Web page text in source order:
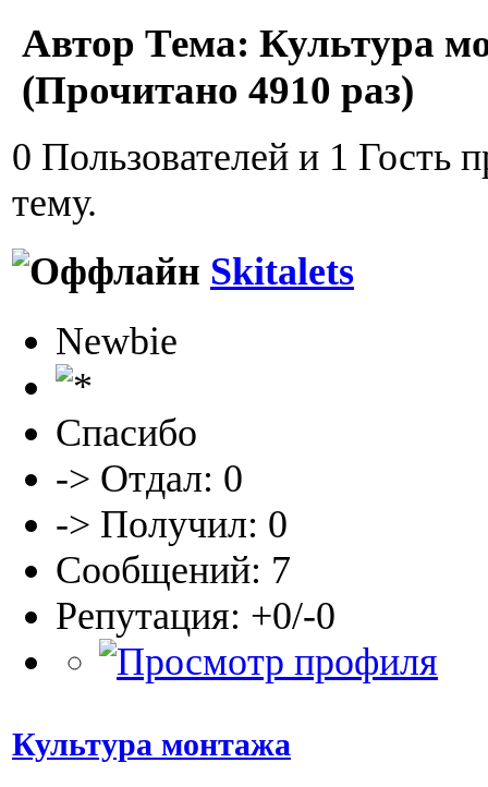
Автор Тема: Культура
(Прочитано 4910 раз)
0 Пользователей и 1 Гость
тему.
Skitalets
Newbie
Спасибо
-> Отдал: 0
-> Получил: 0
Сообщений: 7
Репутация: +0/-0
Культура монтажа